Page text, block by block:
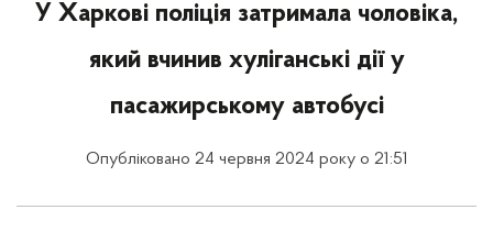
У Харкові поліція затримала чоловіка,
який вчинив хуліганські дії у
пасажирському автобусі
Опубліковано 24 червня 2024 року о 21:51